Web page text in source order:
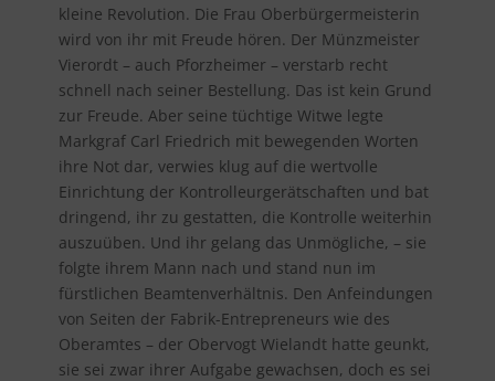
kleine Revolution. Die Frau Oberbürgermeisterin
wird von ihr mit Freude hören. Der Münzmeister
Vierordt – auch Pforzheimer – verstarb recht
schnell nach seiner Bestellung. Das ist kein Grund
zur Freude. Aber seine tüchtige Witwe legte
Markgraf Carl Friedrich mit bewegenden Worten
ihre Not dar, verwies klug auf die wertvolle
Einrichtung der Kontrolleurgerätschaften und bat
dringend, ihr zu gestatten, die Kontrolle weiterhin
auszuüben. Und ihr gelang das Unmögliche, – sie
folgte ihrem Mann nach und stand nun im
fürstlichen Beamtenverhältnis. Den Anfeindungen
von Seiten der Fabrik-Entrepreneurs wie des
Oberamtes – der Obervogt Wielandt hatte geunkt,
sie sei zwar ihrer Aufgabe gewachsen, doch es sei